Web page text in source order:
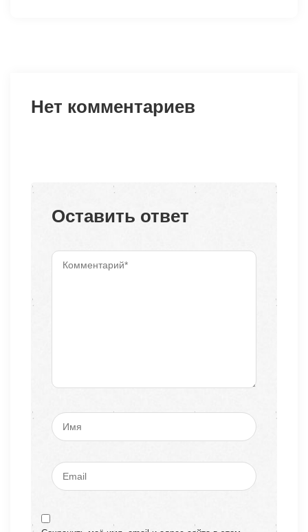
Нет комментариев
Оставить ответ